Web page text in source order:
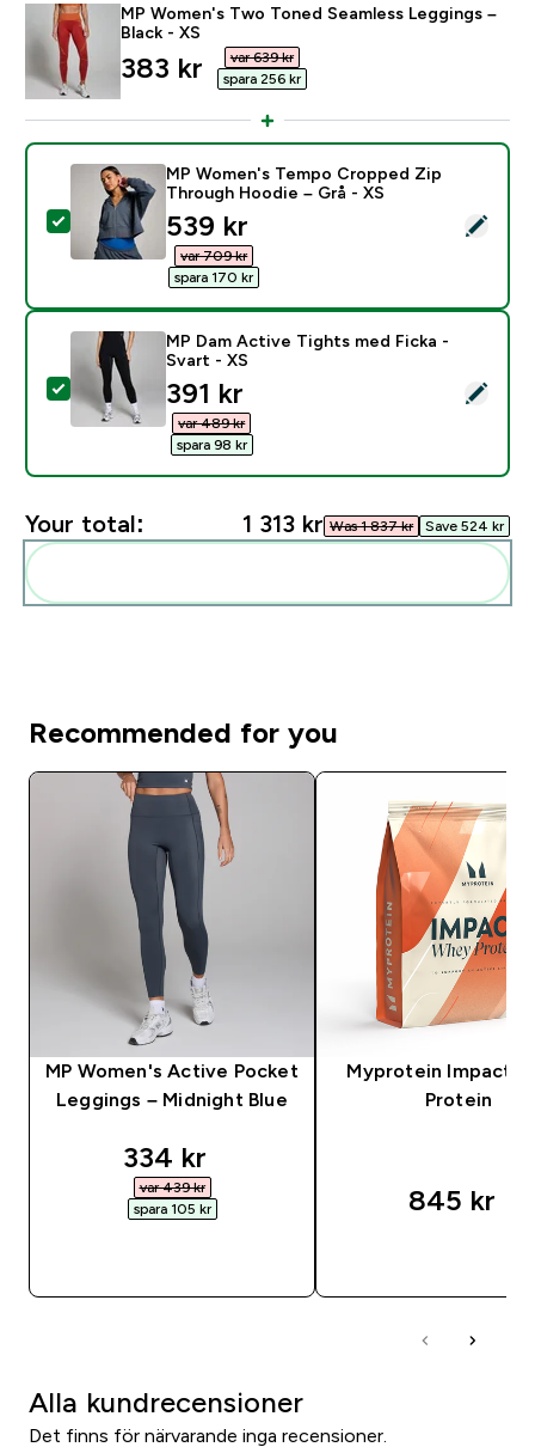
MP Women's Two Toned Seamless Leggings –
Black - XS
discounted price
383 kr‎
var 639 kr‎
spara 256 kr‎
Select this product - MP Women's Tempo Cropped
MP Women's Tempo Cropped Zip
Through Hoodie – Grå - XS
discounted price
539 kr‎
var 709 kr‎
spara 170 kr‎
Select this product - MP Dam Active Tights med
MP Dam Active Tights med Ficka -
Svart - XS
discounted price
391 kr‎
var 489 kr‎
spara 98 kr‎
Your total: 1 313 kr‎ Was 1 837 kr‎ Save 524 kr‎
Recommended for you
MP Women's Active Pocket
Leggings – Midnight Blue
discounted price
334 kr‎
var 439 kr‎
spara 105 kr‎
Myprotein Impact
Protein
845 kr‎
Alla kundrecensioner
Det finns för närvarande inga recensioner.